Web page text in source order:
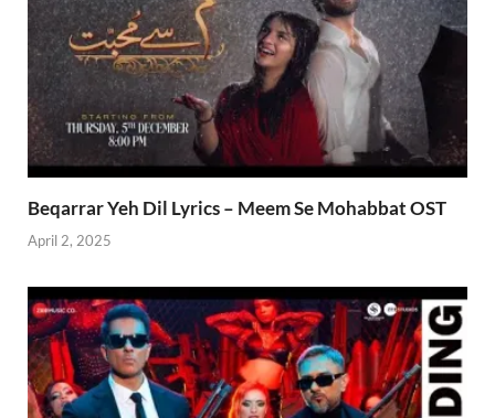
Beqarrar Yeh Dil Lyrics – Meem Se Mohabbat OST
April 2, 2025